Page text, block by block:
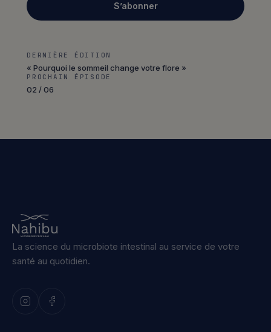
S’abonner
DERNIÈRE ÉDITION
« Pourquoi le sommeil change votre flore »
PROCHAIN ÉPISODE
02 / 06
La science du microbiote intestinal au service de votre
santé au quotidien.